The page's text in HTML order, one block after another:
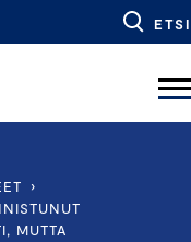
ETSI
›
MUTTA